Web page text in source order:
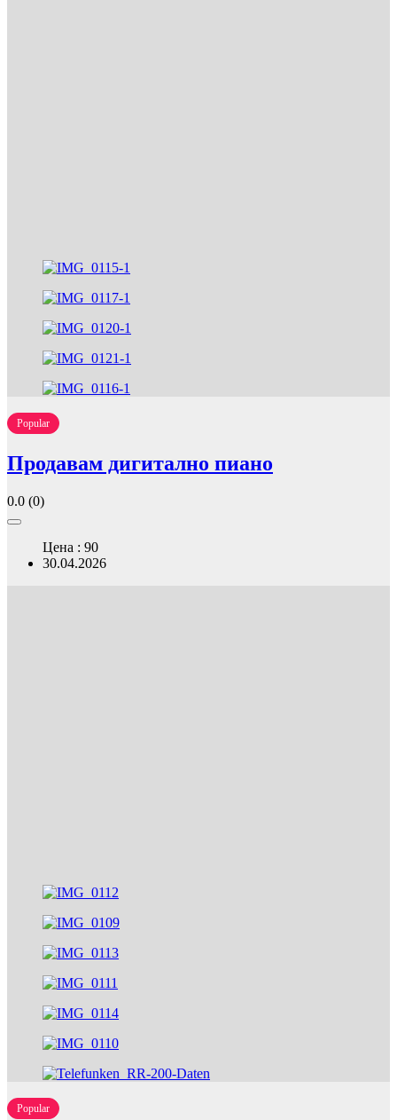
Popular
Продавам дигитално пиано
0.0 (0)
Цена : 90
30.04.2026
Popular